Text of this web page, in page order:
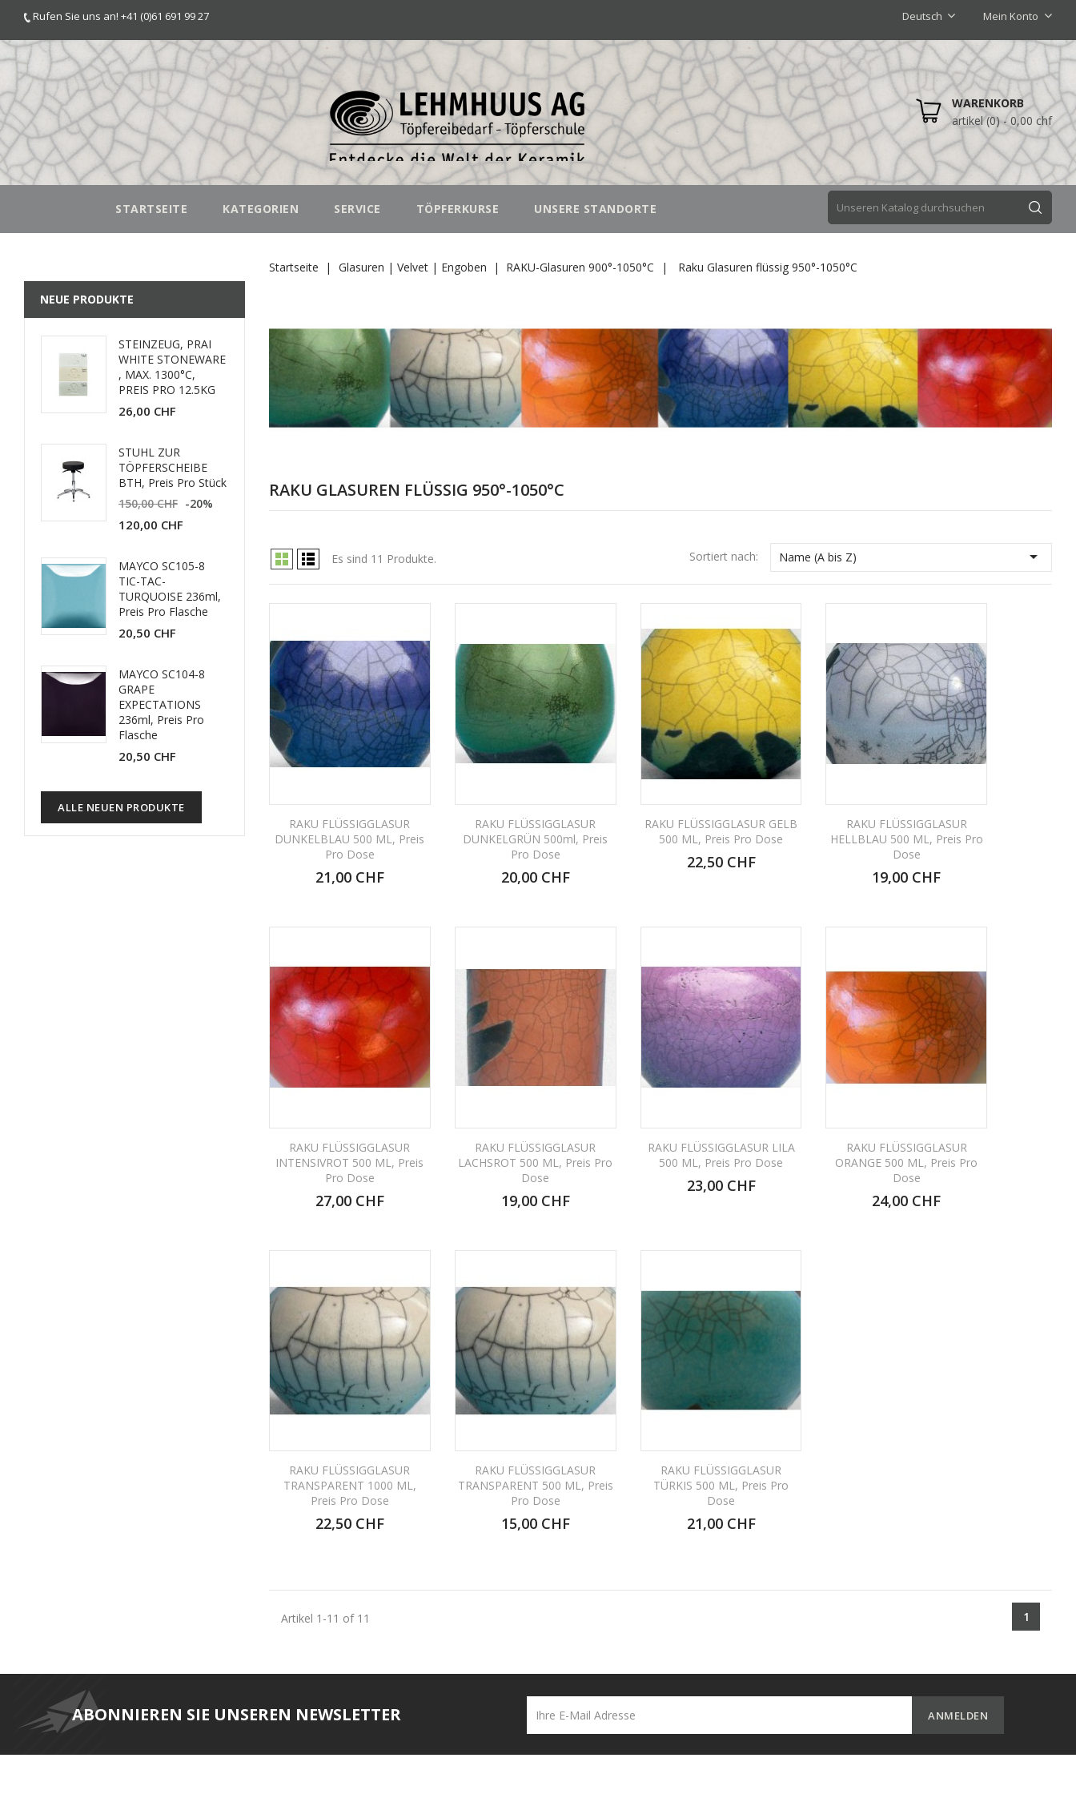
Rufen Sie uns an! +41 (0)61 691 99 27 Deutsch Mein Konto
WARENKORB
artikel (0)- 0,00 chf
STARTSEITE KATEGORIEN SERVICE TÖPFERKURSE UNSERE STANDORTE
NEUE PRODUKTE
STEINZEUG, PRAI
WHITE STONEWARE
, MAX. 1300°C,
PREIS PRO 12.5KG
26,00 CHF
STUHL ZUR
TÖPFERSCHEIBE
BTH, Preis Pro Stück
150,00 CHF -20%
120,00 CHF
MAYCO SC105-8
TIC-TAC-
TURQUOISE 236ml,
Preis Pro Flasche
20,50 CHF
MAYCO SC104-8
GRAPE
EXPECTATIONS
236ml, Preis Pro
Flasche
20,50 CHF
ALLE NEUEN PRODUKTE
Startseite Glasuren | Velvet | Engoben RAKU-Glasuren 900°-1050°C Raku Glasuren flüssig 950°-1050°C
RAKU GLASUREN FLÜSSIG 950°-1050°C
Es sind 11 Produkte. Sortiert nach: Name (A bis Z) 
RAKU FLÜSSIGGLASUR
DUNKELBLAU 500 ML, Preis
Pro Dose
21,00 CHF
RAKU FLÜSSIGGLASUR
DUNKELGRÜN 500ml, Preis
Pro Dose
20,00 CHF
RAKU FLÜSSIGGLASUR GELB
500 ML, Preis Pro Dose
22,50 CHF
RAKU FLÜSSIGGLASUR
HELLBLAU 500 ML, Preis Pro
Dose
19,00 CHF
RAKU FLÜSSIGGLASUR
INTENSIVROT 500 ML, Preis
Pro Dose
27,00 CHF
RAKU FLÜSSIGGLASUR
LACHSROT 500 ML, Preis Pro
Dose
19,00 CHF
RAKU FLÜSSIGGLASUR LILA
500 ML, Preis Pro Dose
23,00 CHF
RAKU FLÜSSIGGLASUR
ORANGE 500 ML, Preis Pro
Dose
24,00 CHF
RAKU FLÜSSIGGLASUR
TRANSPARENT 1000 ML,
Preis Pro Dose
22,50 CHF
RAKU FLÜSSIGGLASUR
TRANSPARENT 500 ML, Preis
Pro Dose
15,00 CHF
RAKU FLÜSSIGGLASUR
TÜRKIS 500 ML, Preis Pro
Dose
21,00 CHF
Artikel 1-11 of 11 1
ABONNIEREN SIE UNSEREN NEWSLETTER